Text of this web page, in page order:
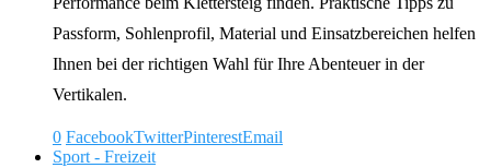
Passform, Sohlenprofil, Material und Einsatzbereichen helfen
Ihnen bei der richtigen Wahl für Ihre Abenteuer in der
Vertikalen.
0 FacebookTwitterPinterestEmail
Sport - Freizeit